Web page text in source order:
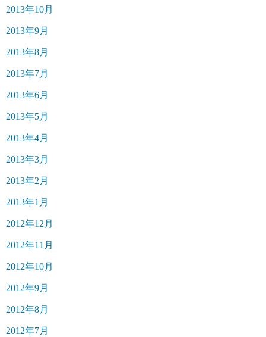
2013年10月
2013年9月
2013年8月
2013年7月
2013年6月
2013年5月
2013年4月
2013年3月
2013年2月
2013年1月
2012年12月
2012年11月
2012年10月
2012年9月
2012年8月
2012年7月